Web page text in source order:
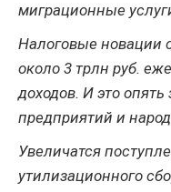
миграционные
Налоговые новации
около 3 трлн руб.
доходов. И это опять
предприятий и
Увеличатся
утилизационного